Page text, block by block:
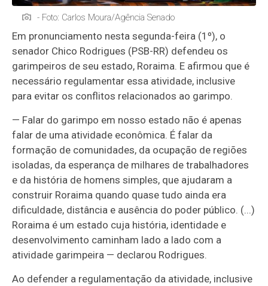
- Foto: Carlos Moura/Agência Senado
Em pronunciamento nesta segunda-feira (1º), o
senador Chico Rodrigues (PSB-RR) defendeu os
garimpeiros de seu estado, Roraima. E afirmou que é
necessário regulamentar essa atividade, inclusive
para evitar os conflitos relacionados ao garimpo.
— Falar do garimpo em nosso estado não é apenas
falar de uma atividade econômica. É falar da
formação de comunidades, da ocupação de regiões
isoladas, da esperança de milhares de trabalhadores
e da história de homens simples, que ajudaram a
construir Roraima quando quase tudo ainda era
dificuldade, distância e ausência do poder público. (...)
Roraima é um estado cuja história, identidade e
desenvolvimento caminham lado a lado com a
atividade garimpeira — declarou Rodrigues.
Ao defender a regulamentação da atividade, inclusive